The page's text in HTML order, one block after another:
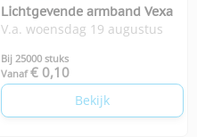
Lichtgevende armband Vexa
V.a. woensdag 19 augustus
Bij 25000 stuks
Vanaf € 0,10
Bekijk